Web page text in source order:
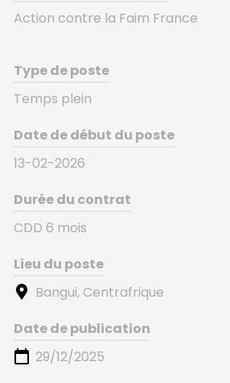
Action contre la Faim France
Type de poste
Temps plein
Date de début du poste
13-02-2026
Durée du contrat
CDD 6 mois
Lieu du poste
Bangui, Centrafrique
Date de publication
29/12/2025